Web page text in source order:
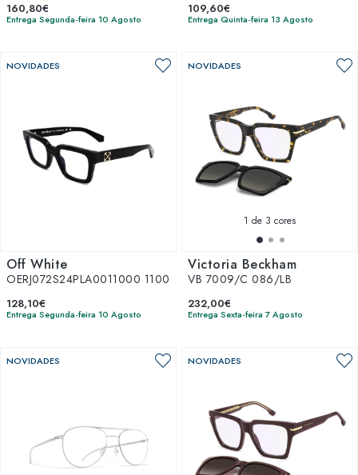
160,80€
Entrega Segunda-feira 10 Agosto
109,60€
Entrega Quinta-feira 13 Agosto
NOVIDADES
Off White
OERJ072S24PLA0011000 1100
128,10€
Entrega Segunda-feira 10 Agosto
NOVIDADES
1 de 3 cores
Victoria Beckham
VB 7009/C 086/LB
232,00€
Entrega Sexta-feira 7 Agosto
NOVIDADES NOVIDADES